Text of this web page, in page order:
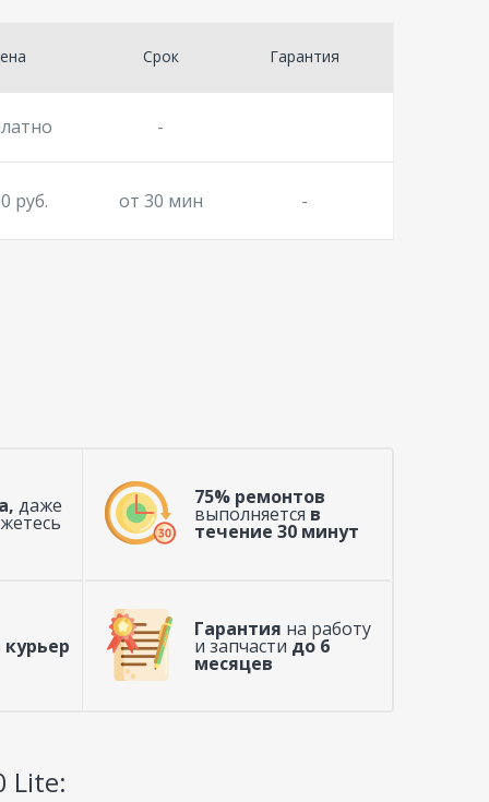
Срок Гарантия
-
руб. от 30 мин -
даже 75% ремонтов
выполняется в
течение 30 минут
Гарантия на работу
и запчасти до 6
месяцев
Lite: